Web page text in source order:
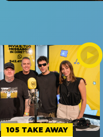
105 TAKE AWAY